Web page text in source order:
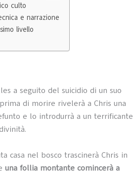
culto
e narrazione
livello
a seguito del suicidio di un suo
di morire rivelerà a Chris una
e lo introdurrà a un terrificante
casa nel bosco trascinerà Chris in
una follia montante comincerà a